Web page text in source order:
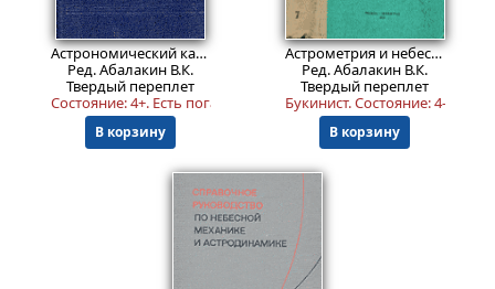
4399₽
Астрономический календарь. Постоянная часть.
Изд. 7,
Ред. Абалакин В.К.
Твердый переплет
Состояние: 4+. Есть погашенная библиотечная печать.
В корзину
1699₽
Астрометрия и небесная механика.
Ред. Абалакин В.К.
Твердый переплет
Букинист.Состояние: 4-
В корзину